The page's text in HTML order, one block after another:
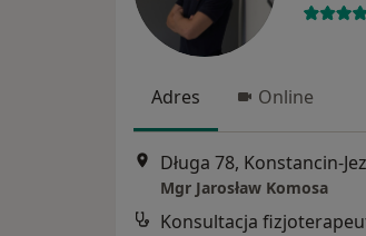
Adres Online
Długa 78, Konstancin-
Mgr Jarosław Komosa
Konsultacja